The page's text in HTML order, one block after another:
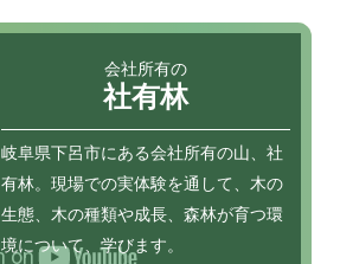
会社所有の
社有林
岐⾩県下呂市にある会社所有の⼭、社
有林。現場での実体験を通して、⽊の
⽣態、⽊の種類や成⻑、森林が育つ環
境について、学びます。